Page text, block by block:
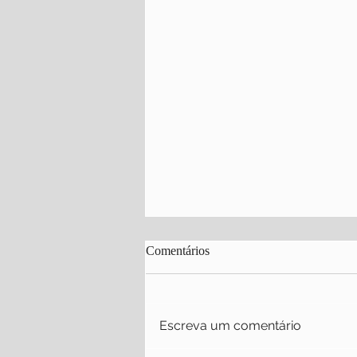
Comentários
Escreva um comentário